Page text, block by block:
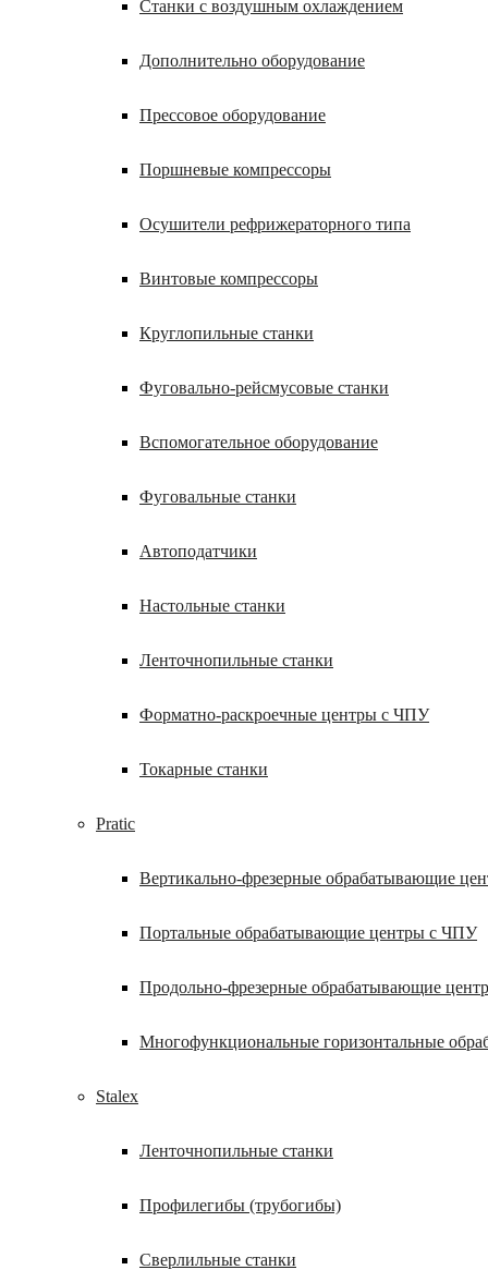
Станки с воздушным охлаждением
Дополнительно оборудование
Прессовое оборудование
Поршневые компрессоры
Осушители рефрижераторного типа
Винтовые компрессоры
Круглопильные станки
Фуговально-рейсмусовые станки
Вспомогательное оборудование
Фуговальные станки
Автоподатчики
Настольные станки
Ленточнопильные станки
Форматно-раскроечные центры с ЧПУ
Токарные станки
Pratic
Вертикально-фрезерные обрабатывающие
Портальные обрабатывающие центры с ЧПУ
Продольно-фрезерные обрабатывающие
Многофункциональные горизонтальные
Stalex
Ленточнопильные станки
Профилегибы (трубогибы)
Сверлильные станки